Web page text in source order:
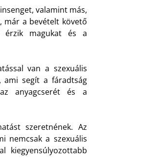
valamint más,
már a bevételt követő
érzik magukat és a
van a szexuális
ami segít a fáradtság
anyagcserét és a
szeretnének. Az
nemcsak a szexuális
kiegyensúlyozottabb